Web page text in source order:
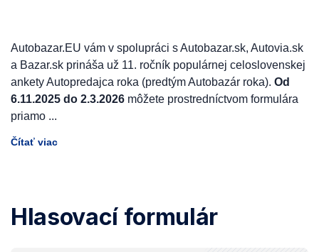
Autobazar.EU vám v spolupráci s Autobazar.sk, Autovia.sk
a Bazar.sk prináša už 11. ročník populárnej celoslovenskej
ankety Autopredajca roka (predtým Autobazár roka). Od
6.11.2025 do 2.3.2026 môžete prostredníctvom formulára
priamo ...
Čítať viac
Hlasovací formulár